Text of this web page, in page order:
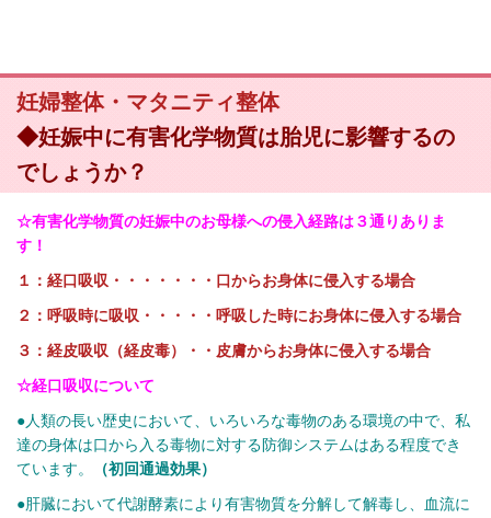
妊婦整体・マタニティ整体
◆妊娠中に有害化学物質は胎児に影響するの
でしょうか？
☆有害化学物質の妊娠中のお母様への侵入経路は３通りありま
す！
１：経口吸収・・・・・・・口からお身体に侵入する場合
２：呼吸時に吸収・・・・・呼吸した時にお身体に侵入する場合
３：経皮吸収（経皮毒）・・皮膚からお身体に侵入する場合
☆経口吸収について
●人類の長い歴史において、いろいろな毒物のある環境の中で、私
達の身体は口から入る毒物に対する防御システムはある程度でき
ています。
（初回通過効果）
●肝臓において代謝酵素により有害物質を分解して解毒し、血流に